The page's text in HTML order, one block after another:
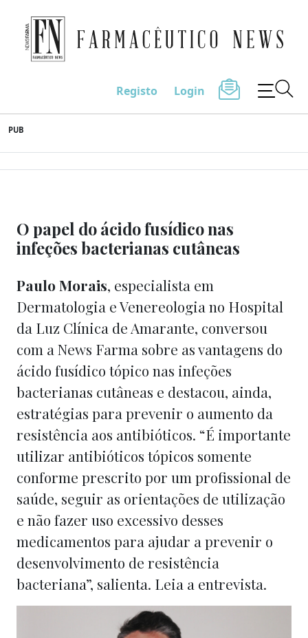
to
content
Farmacêutico News
Registo Login
PUB
O papel do ácido fusídico nas
infeções bacterianas cutâneas
Paulo Morais, especialista em
Dermatologia e Venereologia no Hospital
da Luz Clínica de Amarante, conversou
com a News Farma sobre as vantagens do
ácido fusídico tópico nas infeções
bacterianas cutâneas e destacou, ainda,
estratégias para prevenir o aumento da
resistência aos antibióticos. “É importante
utilizar antibióticos tópicos somente
conforme prescrito por um profissional de
saúde, seguir as orientações de utilização
e não fazer uso excessivo desses
medicamentos para ajudar a prevenir o
desenvolvimento de resistência
bacteriana”, salienta. Leia a entrevista.